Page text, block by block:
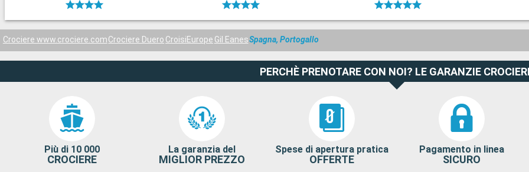
Crociere www.crociere.comCrociere Duero CroisiEurope Gil EanesSpagna, Portogallo
PERCHÈ PRENOTARE CON NOI? LE GARANZIE
Più di 10 000
CROCIERE
La garanzia del
MIGLIOR PREZZO
Spese di apertura pratica
OFFERTE
Pagamento in linea
SICURO